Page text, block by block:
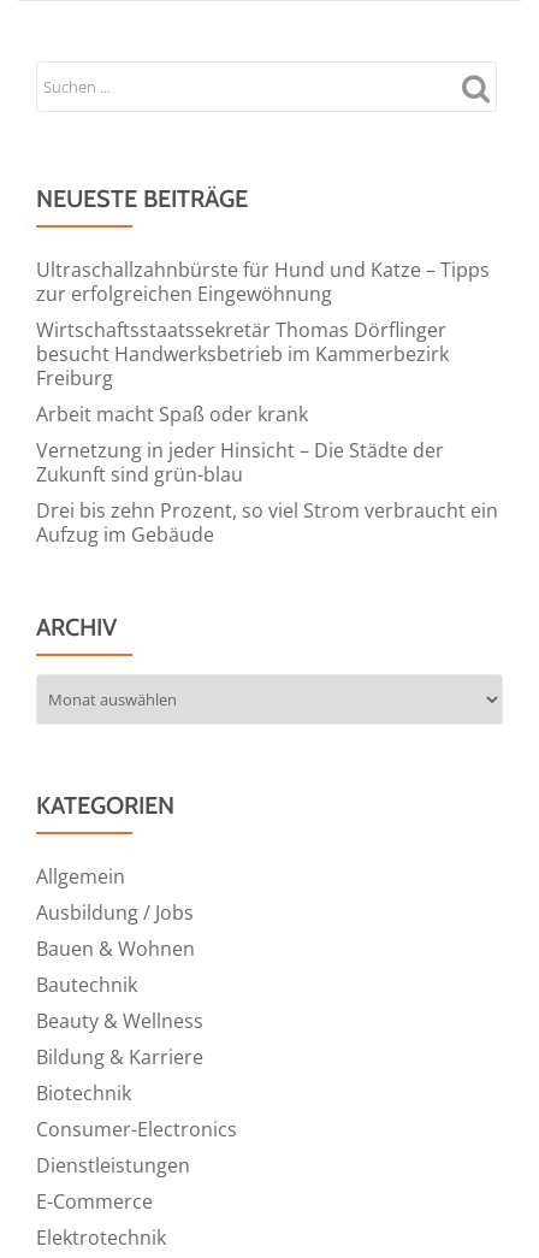
NEUESTE BEITRÄGE
Ultraschallzahnbürste für Hund und Katze – Tipps
zur erfolgreichen Eingewöhnung
Wirtschaftsstaatssekretär Thomas Dörflinger
besucht Handwerksbetrieb im Kammerbezirk
Freiburg
Arbeit macht Spaß oder krank
Vernetzung in jeder Hinsicht – Die Städte der
Zukunft sind grün-blau
Drei bis zehn Prozent, so viel Strom verbraucht ein
Aufzug im Gebäude
ARCHIV
KATEGORIEN
Allgemein
Ausbildung / Jobs
Bauen & Wohnen
Bautechnik
Beauty & Wellness
Bildung & Karriere
Biotechnik
Consumer-Electronics
Dienstleistungen
E-Commerce
Elektrotechnik